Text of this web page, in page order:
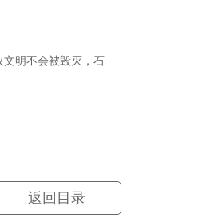
明不会被毁灭，石
返回目录